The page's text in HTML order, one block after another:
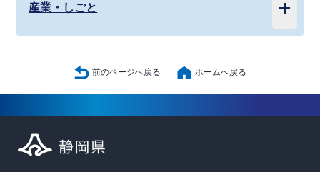
産業・しごと
前のページへ戻る ホームへ戻る